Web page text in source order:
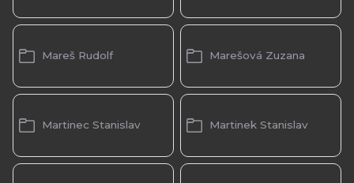
Mareš Rudolf Marešová Zuzana
Martinec Stanislav Martinek Stanislav